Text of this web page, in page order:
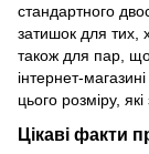
стандартного
затишок для тих,
також для пар,
інтернет-
цього розміру,
Цікаві факти